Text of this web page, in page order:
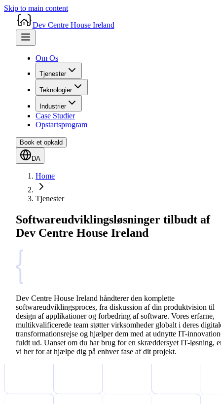
Skip to main content
Dev Centre House Ireland
Om Os
Tjenester
Teknologier
Industrier
Case Studier
Opstartsprogram
Book et opkald
DA
Home
Tjenester
Softwareudviklingsløsninger tilbudt af
Dev Centre House Ireland
Dev Centre House Ireland håndterer den komplette
softwareudviklingsproces, fra diskussion af din produktvision til
design af applikationer og forbedring af software. Vores erfarne,
multikvalificerede team støtter virksomheder globalt i deres
transformationsrejse og hjælper dem med at udnytte IT-
fuldt ud. Uanset om du har brug for en skræddersyet IT-løsning,
vi her for at hjælpe dig på enhver fase af dit projekt.